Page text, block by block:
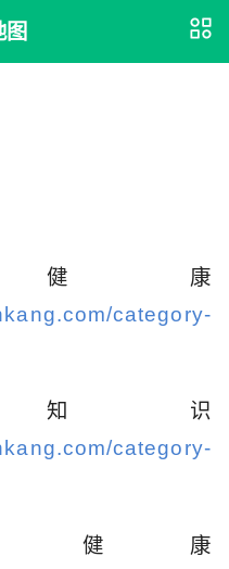
图
康
category-
识
category-
健康